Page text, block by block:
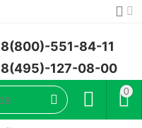
8(800)-551-84-11
8(495)-127-08-00
0